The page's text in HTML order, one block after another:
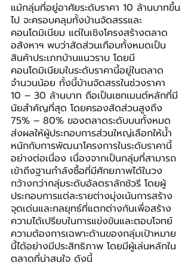
แม้กลุ่มที่อยู่อาศัยระดับราคา 10 ล้านบาทขึ้น
ไป จะครอบคลุมทั้งบ้านจัดสรรและ
คอนโดมิเนียม แต่ในเชิงโครงสร้างตลาด
อสังหาฯ พบว่าสัดส่วนเกือบทั้งหมดเป็น
สินค้าประเภทบ้านแนวราบ โดยมี
คอนโดมิเนียมในระดับราคานี้อยู่ในตลาด
จำนวนน้อย ทั้งนี้บ้านจัดสรรในช่วงราคา
10 – 30 ล้านบาท ถือเป็นเซกเมนต์หลักที่มี
นัยสำคัญที่สุด โดยครองสัดส่วนสูงถึง
75% – 80% ของตลาดระดับบนทั้งหมด
ส่งผลให้ผู้ประกอบการส่วนใหญ่เลือกให้น้ำ
หนักกับการพัฒนาโครงการในระดับราคานี้
อย่างต่อเนื่อง เนื่องจากเป็นกลุ่มที่สามารถ
เข้าถึงฐานกำลังซื้อที่มีศักยภาพได้ในวง
กว้างกว่ากลุ่มระดับอัลตราลักชัวรี โดยผู้
ประกอบการแต่ละรายต่างมุ่งเน้นการสร้าง
จุดเด่นและกลยุทธ์ที่แตกต่างกันเพื่อสร้าง
ความได้เปรียบในการแข่งขันและตอบโจทย์
ความต้องการเฉพาะด้านของกลุ่มเป้าหมาย
นี้ได้อย่างมีประสิทธิภาพ โดยมีผู้เล่นหลักใน
ตลาดที่น่าสนใจ ดังนี้